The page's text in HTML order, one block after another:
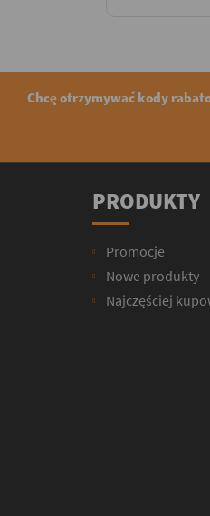
Chcę otrzymywać kody
PRODUKTY
Promocje
Nowe produkty
Najczęściej